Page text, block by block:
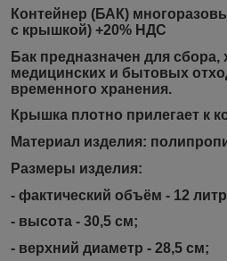
Контейнер (БАК)
с крышкой) +20% НДС
Бак предназначен для сбора,
медицинских и бытовых
временного хранения.
Крышка плотно прилегает к
Материал изделия:
Размеры изделия:
- фактический объём - 12
- высота - 30,5 см;
- верхний диаметр - 28,5 см;